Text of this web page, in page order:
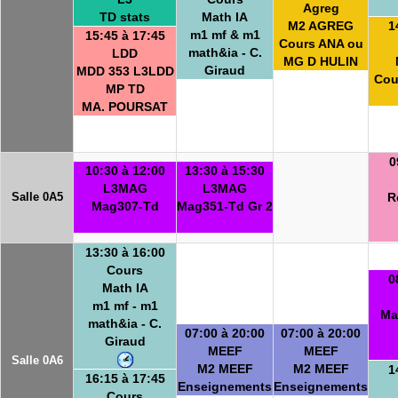
TD stats
15:45 à 17:45
LDD
MDD 353 L3LDD
MP TD
MA. POURSAT
Math IA
m1 mf & m1
math&ia - C.
Giraud
Agreg
M2 AGREG
Cours ANA ou
MG D HULIN
Salle 0A5
10:30 à 12:00
L3MAG
Mag307-Td
13:30 à 15:30
L3MAG
Mag351-Td Gr 2
Salle 0A6
13:30 à 16:00
Cours
Math IA
m1 mf - m1
math&ia - C.
Giraud
16:15 à 17:45
07:00 à 20:00
MEEF
M2 MEEF
Enseignements
07:00 à 20:00
MEEF
M2 MEEF
Enseignements